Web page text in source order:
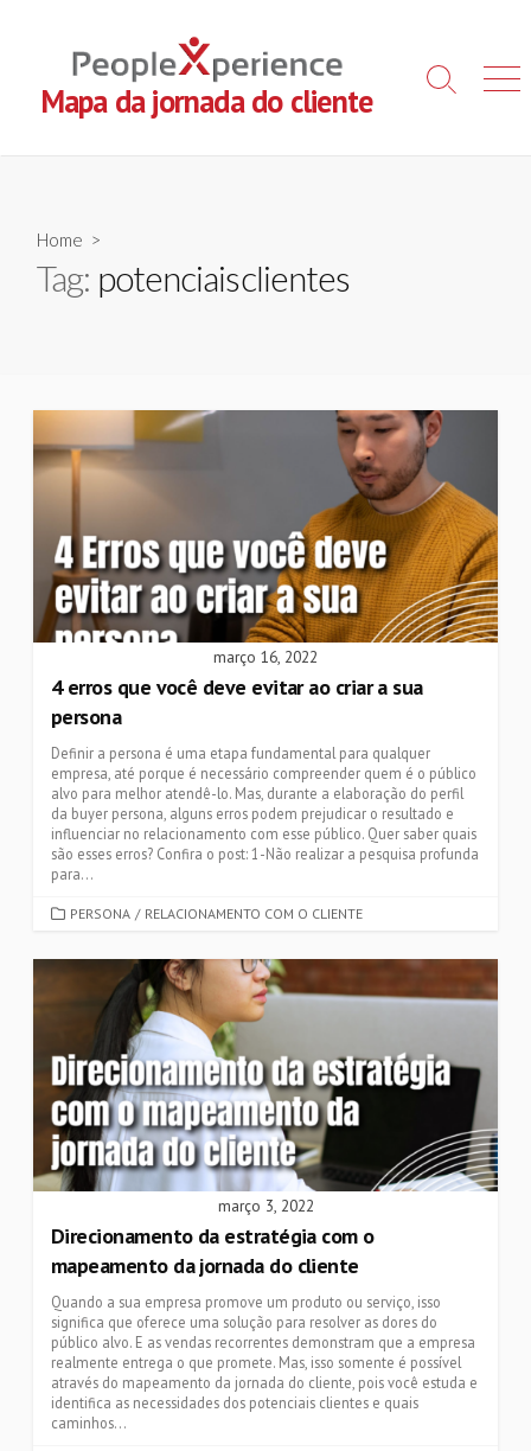
content
Mapa da jornada do cliente
Search
Home >
Tag: potenciaisclientes
março 16, 2022
4 erros que você deve evitar ao criar a sua
persona
Definir a persona é uma etapa fundamental para qualquer
empresa, até porque é necessário compreender quem é o público
alvo para melhor atendê-lo. Mas, durante a elaboração do perfil
da buyer persona, alguns erros podem prejudicar o resultado e
influenciar no relacionamento com esse público. Quer saber quais
são esses erros? Confira o post: 1-Não realizar a pesquisa profunda
para...
CATEGORIES
PERSONA / RELACIONAMENTO COM O CLIENTE
março 3, 2022
Direcionamento da estratégia com o
mapeamento da jornada do cliente
Quando a sua empresa promove um produto ou serviço, isso
significa que oferece uma solução para resolver as dores do
público alvo. E as vendas recorrentes demonstram que a empresa
realmente entrega o que promete. Mas, isso somente é possível
através do mapeamento da jornada do cliente, pois você estuda e
identifica as necessidades dos potenciais clientes e quais
caminhos...